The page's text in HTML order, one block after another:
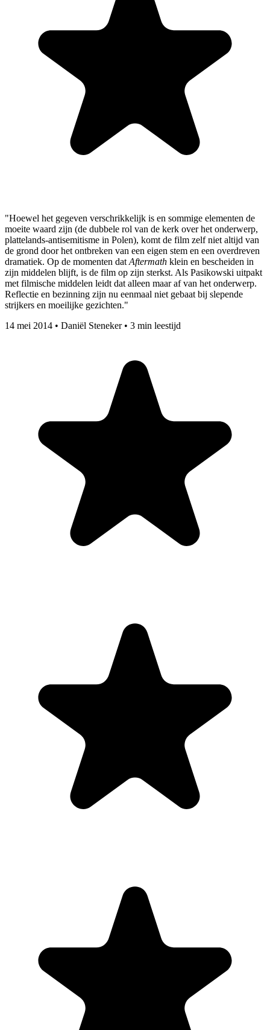
"Hoewel het gegeven verschrikkelijk is en sommige elementen de
moeite waard zijn (de dubbele rol van de kerk over het onderwerp,
plattelands-antisemitisme in Polen), komt de film zelf niet altijd van
de grond door het ontbreken van een eigen stem en een overdreven
dramatiek. Op de momenten dat Aftermath klein en bescheiden in
zijn middelen blijft, is de film op zijn sterkst. Als Pasikowski uitpakt
met filmische middelen leidt dat alleen maar af van het onderwerp.
Reflectie en bezinning zijn nu eenmaal niet gebaat bij slepende
strijkers en moeilijke gezichten."
14 mei 2014 • Daniël Steneker • 3 min leestijd